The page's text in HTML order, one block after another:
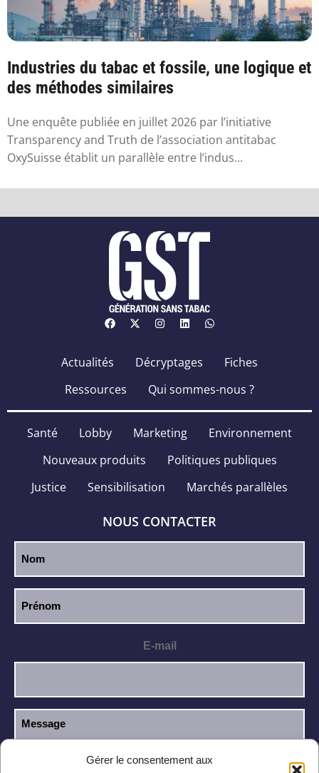
Gérer le consentement aux
Industries du tabac et fossile, une logique et
des méthodes similaires
Une enquête publiée en juillet 2026 par l’initiative
Transparency and Truth de l’association antitabac
OxySuisse établit un parallèle entre l’indus...
Actualités Décryptages
Fiches
Ressources
Qui sommes-nous ?
Santé Lobby Marketing
Environnement
Nouveaux produits
Politiques publiques
Justice
Sensibilisation Marchés parallèles
NOUS CONTACTER
E-mail